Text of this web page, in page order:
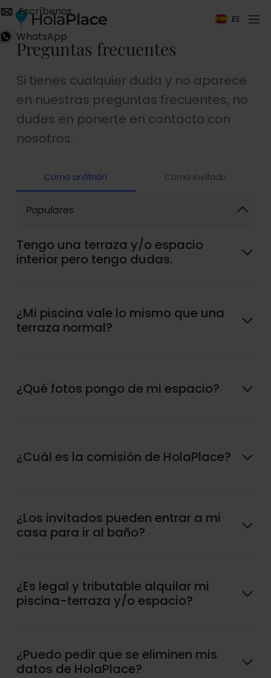
ES
Preguntas frecuentes
Si tienes cualquier duda y no aparece
en nuestras preguntas frecuentes, no
dudes en ponerte en contacto con
nosotros.
Como anfitrión Como invitado
Populares
Tengo una terraza y/o espacio
interior pero tengo dudas.
¿Mi piscina vale lo mismo que una
terraza normal?
¿Qué fotos pongo de mi espacio?
¿Cuál es la comisión de HolaPlace?
¿Los invitados pueden entrar a mi
casa para ir al baño?
¿Es legal y tributable alquilar mi
piscina-terraza y/o espacio?
¿Puedo pedir que se eliminen mis
datos de HolaPlace?
Escríbenos
WhatsApp